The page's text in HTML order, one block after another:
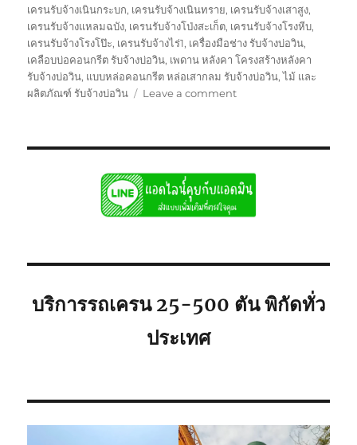
เครนรับจ้างเนินกระบก, เครนรับจ้างเนินทราย, เครนรับจ้างเสาสูง,
เครนรับจ้างแหลมฉบัง, เครนรับจ้างโป่งสะเก็ต, เครนรับจ้างโรงหีบ,
เครนรับจ้างโรงโป๊ะ, เครนรับจ้างไร่1, เครื่องมือช่าง รับจ้างบ่อวิน,
เคลือบบ่อคอนกรีต รับจ้างบ่อวิน, เพดาน หลังคา โครงสร้างหลังคา
รับจ้างบ่อวิน, แบบหล่อคอนกรีต หล่อเสากลม รับจ้างบ่อวิน,ไม้ และ
ผลิตภัณฑ์ รับจ้างบ่อวิน
Leave a commenton
วิน
ศรีราชา
พิกัด
บริการรถเครน 25-500 ตัน พิกัดทั่ว
ประเทศ